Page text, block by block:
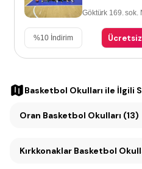
Göktürk 169. sok.
%10 İndirim
Basketbol Okulları ile İlgili
Oran Basketbol Okulları (13)
Kırkkonaklar Basketbol